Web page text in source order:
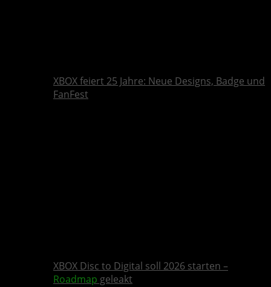
XBOX feiert 25 Jahre: Neue Designs, Badge und
FanFest
XBOX Disc to Digital soll 2026 starten –
Roadmap geleakt